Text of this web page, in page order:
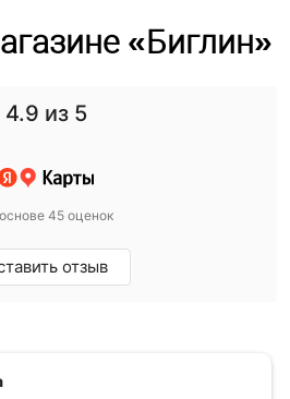
«Биглин»
4.9 из 5
45 оценок
отзыв